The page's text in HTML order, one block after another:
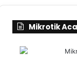
Mikrotik